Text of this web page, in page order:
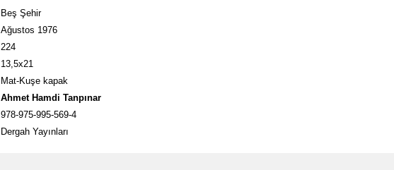
Beş Şehir
Ağustos 1976
224
13,5x21
Mat-Kuşe kapak
Ahmet Hamdi Tanpınar
978-975-995-569-4
Dergah Yayınları